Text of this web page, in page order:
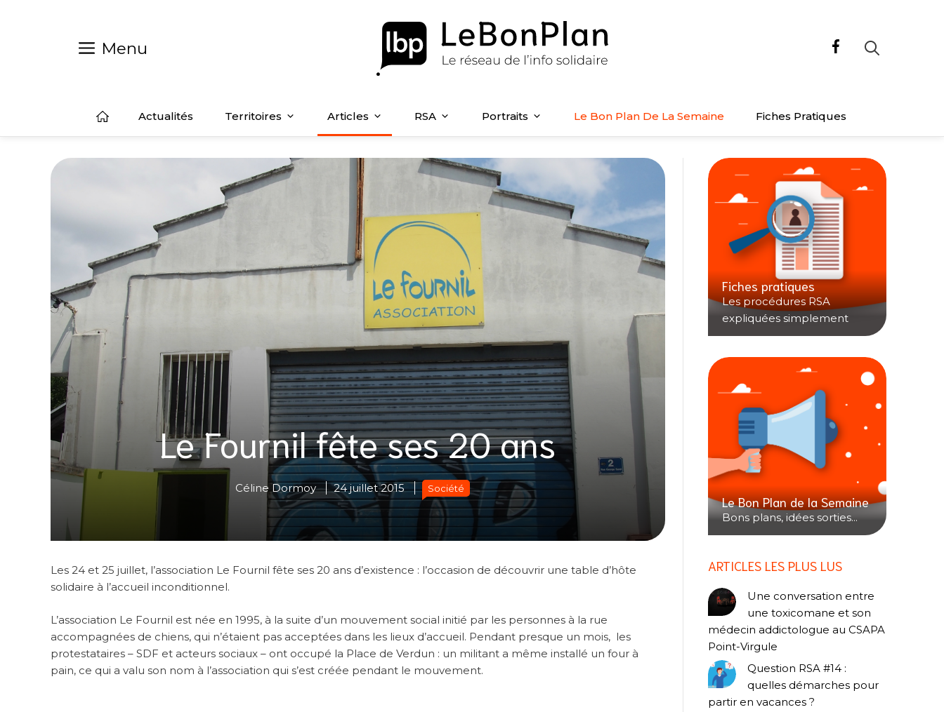
Menu
Actualités Territoires Articles RSA Portraits Le Bon Plan De La Semaine Fiches Pratiques
Le Fournil fête ses 20 ans
Céline Dormoy 24 juillet 2015 Société
Les 24 et 25 juillet, l’association Le Fournil fête ses 20 ans d’existence : l’occasion de découvrir une table d’hôte
solidaire à l’accueil inconditionnel.
L’association Le Fournil est née en 1995, à la suite d’un mouvement social initié par les personnes à la rue
accompagnées de chiens, qui n’étaient pas acceptées dans les lieux d’accueil. Pendant presque un mois, les
protestataires – SDF et acteurs sociaux – ont occupé la Place de Verdun : un militant a même installé un four à
pain, ce qui a valu son nom à l’association qui s’est créée pendant le mouvement.
Fiches pratiques
Les procédures RSA
expliquées simplement
Le Bon Plan de la Semaine
Bons plans, idées sorties...
ARTICLES LES PLUS LUS
Une conversation entre
une toxicomane et son
médecin addictologue au CSAPA
Point-Virgule
Question RSA #14 :
quelles démarches pour
partir en vacances ?